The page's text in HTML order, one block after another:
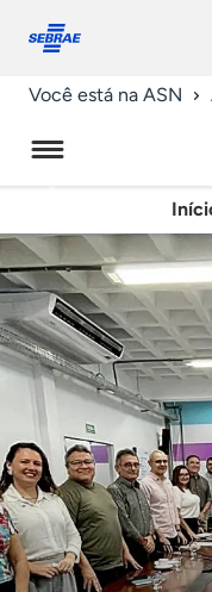
conosco
Você está na ASN